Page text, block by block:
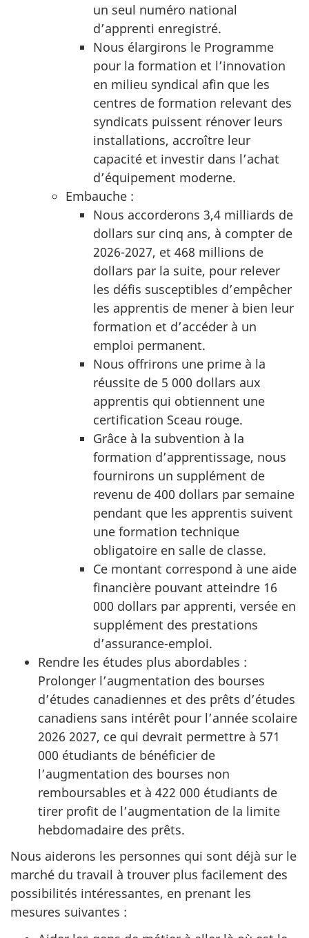
un seul numéro national
d’apprenti enregistré.
Nous élargirons le Programme
pour la formation et l’innovation
en milieu syndical afin que les
centres de formation relevant des
syndicats puissent rénover leurs
installations, accroître leur
capacité et investir dans l’achat
d’équipement moderne.
Embauche :
Nous accorderons 3,4 milliards de
dollars sur cinq ans, à compter de
2026-2027, et 468 millions de
dollars par la suite, pour relever
les défis susceptibles d’empêcher
les apprentis de mener à bien leur
formation et d’accéder à un
emploi permanent.
Nous offrirons une prime à la
réussite de 5 000 dollars aux
apprentis qui obtiennent une
certification Sceau rouge.
Grâce à la subvention à la
formation d’apprentissage, nous
fournirons un supplément de
revenu de 400 dollars par semaine
pendant que les apprentis suivent
une formation technique
obligatoire en salle de classe.
Ce montant correspond à une aide
financière pouvant atteindre 16
000 dollars par apprenti, versée en
supplément des prestations
d’assurance-emploi.
Rendre les études plus abordables :
Prolonger l’augmentation des bourses
d’études canadiennes et des prêts d’études
canadiens sans intérêt pour l’année scolaire
2026 2027, ce qui devrait permettre à 571
000 étudiants de bénéficier de
l’augmentation des bourses non
remboursables et à 422 000 étudiants de
tirer profit de l’augmentation de la limite
hebdomadaire des prêts.
Nous aiderons les personnes qui sont déjà sur le
marché du travail à trouver plus facilement des
possibilités intéressantes, en prenant les
mesures suivantes :